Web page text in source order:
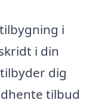
i
i din
dig
tilbud